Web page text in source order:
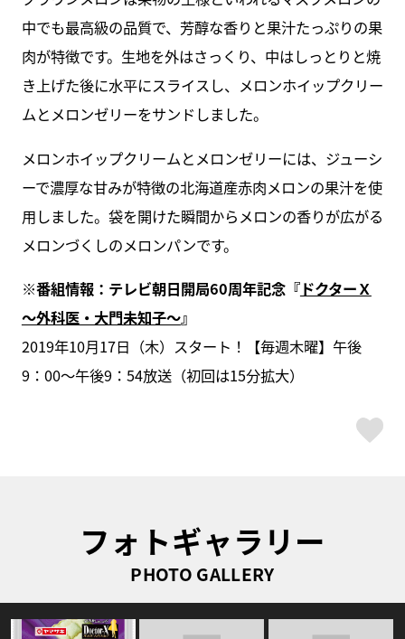
中でも最高級の品質で、芳醇な香りと果汁たっぷりの果
肉が特徴です。生地を外はさっくり、中はしっとりと焼
き上げた後に水平にスライスし、メロンホイップクリー
ムとメロンゼリーをサンドしました。
メロンホイップクリームとメロンゼリーには、ジューシ
ーで濃厚な甘みが特徴の北海道産赤肉メロンの果汁を使
用しました。袋を開けた瞬間からメロンの香りが広がる
メロンづくしのメロンパンです。
※番組情報：テレビ朝日開局60周年記念『ドクターＸ
～外科医・大門未知子～』
2019年10月17日（木）スタート！【毎週木曜】午後
9：00～午後9：54放送（初回は15分拡大）
フォトギャラリー
PHOTO GALLERY